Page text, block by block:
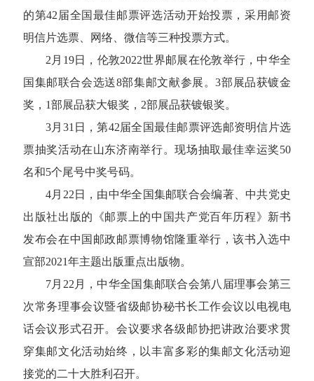
的第42届全国最佳邮票评选活动开始投票，采用邮资
明信片选票、网络、微信等三种投票方式。
2月19日，伦敦2022世界邮展在伦敦举行，中华全
国集邮联合会选送8部集邮文献参展。3部展品获镀金
奖，1部展品获大银奖，2部展品获镀银奖。
3月31日，第42届全国最佳邮票评选邮资明信片选
票抽奖活动在山东济南举行。现场抽取最佳幸运奖50
名和5个尾号中奖号码。
4月22日，由中华全国集邮联合会编著、中共党史
出版社出版的《邮票上的中国共产党百年历程》新书
发布会在中国邮政邮票博物馆隆重举行，该书入选中
宣部2021年主题出版重点出版物。
7月22月，中华全国集邮联合会第八届理事会第三
次常务理事会议暨省级邮协秘书长工作会议以电视电
话会议形式召开。会议要求各级邮协把讲政治要求贯
穿集邮文化活动始终，以丰富多彩的集邮文化活动迎
接党的二十大胜利召开。